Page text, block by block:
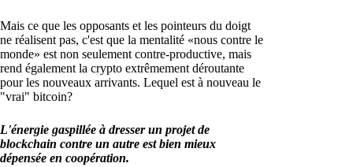
Mais ce que les opposants et les pointeurs du doigt
ne réalisent pas, c'est que la mentalité «nous contre le
monde» est non seulement contre-productive, mais
rend également la crypto extrêmement déroutante
pour les nouveaux arrivants. Lequel est à nouveau le
"vrai" bitcoin?
L'énergie gaspillée à dresser un projet de
blockchain contre un autre est bien mieux
dépensée en coopération.